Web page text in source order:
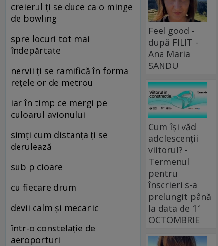
creierul ţi se duce ca o minge
de bowling
spre locuri tot mai
îndepărtate
nervii ţi se ramifică în forma
reţelelor de metrou
iar în timp ce mergi pe
culoarul avionului
simţi cum distanţa ţi se
derulează
sub picioare
cu fiecare drum
devii calm şi mecanic
într-o constelaţie de
aeroporturi
Feel good -
după FILIT -
Ana Maria
SANDU
Cum își văd
adolescenții
viitorul? -
Termenul
pentru
înscrieri s-a
prelungit până
la data de 11
OCTOMBRIE